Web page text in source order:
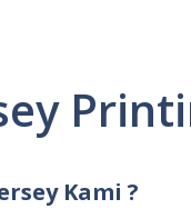
Kami ?